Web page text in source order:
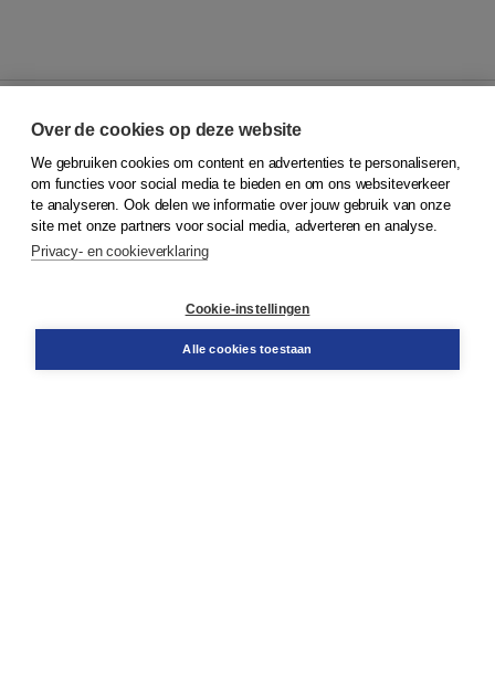
© 2026Koninklijke Boom uitgevers
Klantenservice
Service & informatie
Contact
Over de cookies op deze website
We gebruiken cookies om content en advertenties te personaliseren,
om functies voor social media te bieden en om ons websiteverkeer
te analyseren. Ook delen we informatie over jouw gebruik van onze
site met onze partners voor social media, adverteren en analyse.
Privacy- en cookieverklaring
Cookie-instellingen
Alle cookies toestaan